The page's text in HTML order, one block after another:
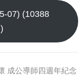
07) (10388
成公導師四週年紀念